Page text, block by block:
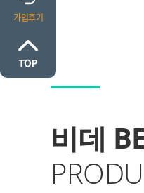
비데
더클린 라이트
큐밍 더클린 라이트
가입후기